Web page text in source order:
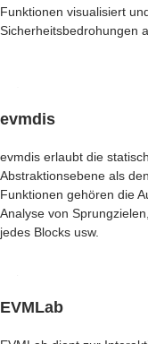
Funktionen visualisiert
Sicherheitsbedrohungen
evmdis
evmdis erlaubt die
Abstraktionsebene als
Funktionen gehören die
Analyse von
jedes Blocks usw.
EVMLab